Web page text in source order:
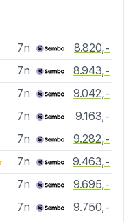
7n
8.820,-
7n
8.943,-
7n
9.042,-
7n
9.163,-
7n
9.282,-
7n
9.463,-
7n
9.695,-
7n
9.750,-